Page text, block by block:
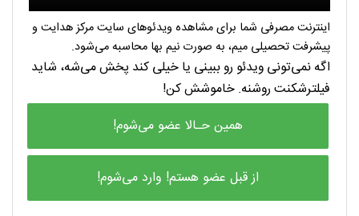
اینترنت مصرفی شما برای مشاهده ویدئوهای سایت مرکز هدایت و
پیشرفت تحصیلی میم، به صورت نیم بها محاسبه می‌شود.
اگه نمی‌تونی ویدئو رو ببینی یا خیلی کند پخش می‌شه، شاید
فیلترشکنت روشنه. خاموشش کن!
همین حـالا عضو می‌شوم!
از قبل عضو هستم! وارد می‌شوم!